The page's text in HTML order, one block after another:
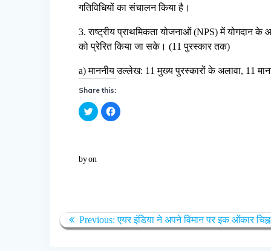
गतिविधियों का संचालन किया है।
3. राष्ट्रीय प्राथमिकता योजनाओं (NPS) में योगदान के
को प्रेरित किया जा सके। (11 पुरस्कार तक)
a) माननीय उल्लेख: 11 मुख्य पुरस्कारों के अलावा, 11
Share this:
C
l
s
T
w
i
t
C
l
F
a
c
e
byon
Previous: एयर इंडिया ने अपने विमान पर इक ओंकार